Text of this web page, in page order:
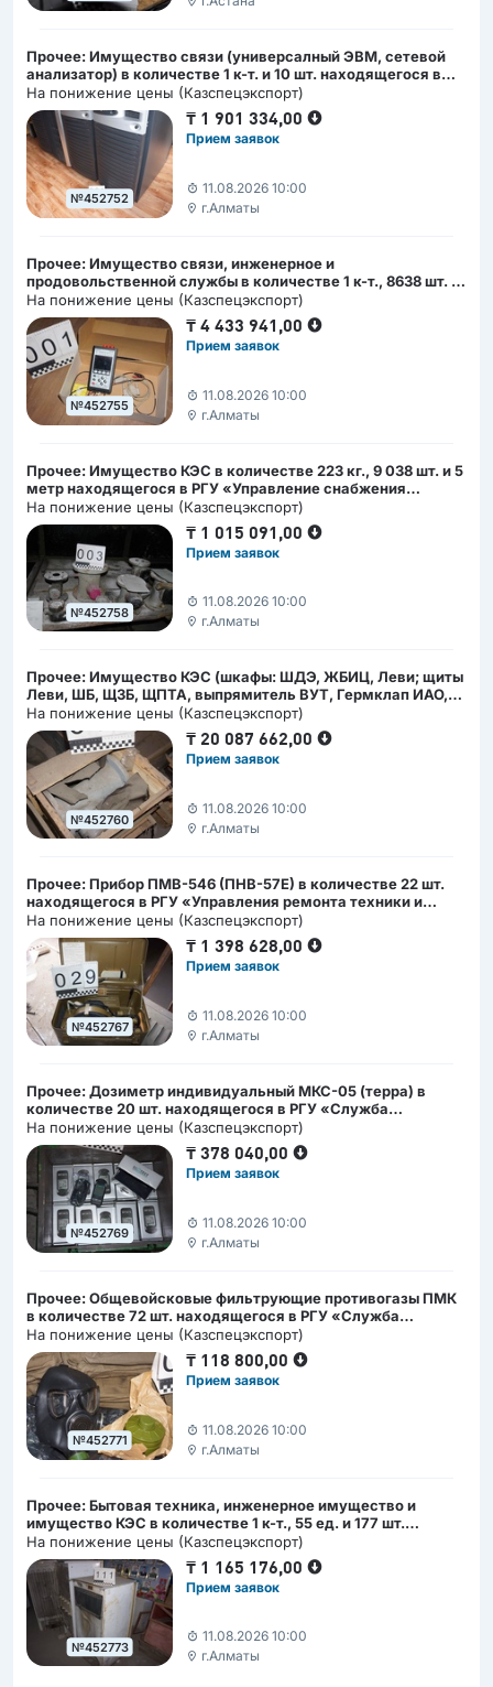
Прочее: Имущество связи (универсалный ЭВМ, сетевой
анализатор) в количестве 1 к-т. и 10 шт. находящегося в
Служба правительственной связи КНБ РК, г. Алматы, ул.
Шевченко, 84 на балансе в РГУ «СПС КНБ РК» г.Астана
На понижение цены (Казспецэкспорт)
№452752
₸ 1 901 334,00
Прием заявок
11.08.2026 10:00
г.Алматы
Прочее: Имущество связи, инженерное и
продовольственной службы в количестве 1 к-т., 8638 шт. и
25 777,5 м. находящегося в Управление СПС КНБ РК по
городу Алматы, г.Алматы, ул.Желтоксан, 123 (на балансе в
РГУ «СПС КНБ РК» г.Астана, ул.Сыганак, 49)
На понижение цены (Казспецэкспорт)
№452755
₸4 433 941,00
Прием заявок
11.08.2026 10:00
г.Алматы
Прочее: Имущество КЭС в количестве 223 кг., 9 038 шт. и 5
метр находящегося в РГУ «Управление снабжения
«Алматы» КНБ РК», город Алматы, проспект Суюнбая, 351
На понижение цены (Казспецэкспорт)
№452758
₸ 1 015 091,00
Прием заявок
11.08.2026 10:00
г.Алматы
Прочее: Имущество КЭС (шкафы: ШДЭ, ЖБИЦ, Леви; щиты
Леви, ШБ, Щ3Б, ЩПТА, выпрямитель ВУТ, Гермклап ИАО,
клапаны, фильры, ящики) в количестве 21 к-т., 2515 шт.,
200 л. и 9 пар находящегося в РГУ «Управления ремонта
техники и вооружения» ПС КНБ РК», г. Алматы, мкр.
Кокмайса 26а
На понижение цены (Казспецэкспорт)
№452760
₸ 20 087 662,00
Прием заявок
11.08.2026 10:00
г.Алматы
Прочее: Прибор ПМВ-546 (ПНВ-57Е) в количестве 22 шт.
находящегося в РГУ «Управления ремонта техники и
вооружения» ПС КНБ РК», г. Алматы, мкр. Кокмайса 26а
На понижение цены (Казспецэкспорт)
№452767
₸ 1 398 628,00
Прием заявок
11.08.2026 10:00
г.Алматы
Прочее: Дозиметр индивидуальный МКС-05 (терра) в
количестве 20 шт. находящегося в РГУ «Служба
специального назначения «А» КНБ РК» , г. Алматы, ул.
Сатпаева дом 7
На понижение цены (Казспецэкспорт)
№452769
₸378 040,00
Прием заявок
11.08.2026 10:00
г.Алматы
Прочее: Общевойсковые фильтрующие противогазы ПМК
в количестве 72 шт. находящегося в РГУ «Служба
специального назначения «А» КНБ РК» , г. Алматы, ул.
Сатпаева дом 7
На понижение цены (Казспецэкспорт)
№452771
₸ 118 800,00
Прием заявок
11.08.2026 10:00
г.Алматы
Прочее: Бытовая техника, инженерное имущество и
имущество КЭС в количестве 1 к-т., 55 ед. и 177 шт.
находящегося в РГУ «Служба специального назначения
«А» КНБ РК» , г. Алматы, ул. Сатпаева дом 7
На понижение цены (Казспецэкспорт)
№452773
₸ 1 165 176,00
Прием заявок
11.08.2026 10:00
г.Алматы